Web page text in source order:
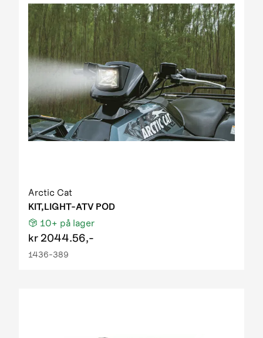
Arctic Cat
KIT,LIGHT-ATV POD
10+ på lager
kr 2044.56,-
1436-389